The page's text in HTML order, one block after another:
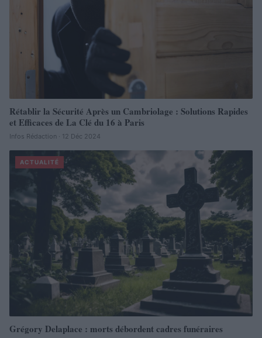
Rétablir la Sécurité Après un Cambriolage : Solutions Rapides
et Efficaces de La Clé du 16 à Paris
Infos Rédaction · 12 Déc 2024
ACTUALITÉ
Grégory Delaplace : morts débordent cadres funéraires